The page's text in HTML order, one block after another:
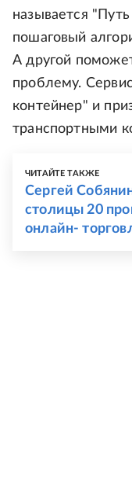
называется
пошаговый
А другой
проблему.
контейнер" и
транспортными
ЧИТАЙТЕ ТАКЖЕ
Сергей
столицы 20
онлайн-